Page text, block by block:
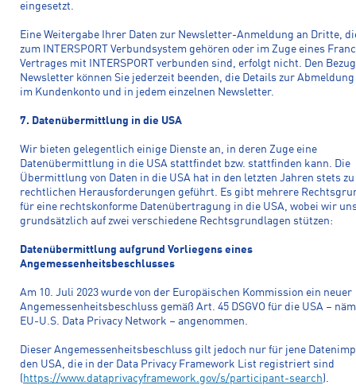
eingesetzt.
Eine Weitergabe Ihrer Daten zur Newsletter-Anmeldung an Dritte,
zum INTERSPORT Verbundsystem gehören oder im Zuge eines
Vertrages mit INTERSPORT verbunden sind, erfolgt nicht. Den
Newsletter können Sie jederzeit beenden, die Details zur
im Kundenkonto und in jedem einzelnen Newsletter.
7. Datenübermittlung in die USA
Wir bieten gelegentlich einige Dienste an, in deren Zuge eine
Datenübermittlung in die USA stattfindet bzw. stattfinden kann. Die
Übermittlung von Daten in die USA hat in den letzten Jahren stets zu
rechtlichen Herausforderungen geführt. Es gibt mehrere
für eine rechtskonforme Datenübertragung in die USA, wobei wir
grundsätzlich auf zwei verschiedene Rechtsgrundlagen stützen:
Datenübermittlung aufgrund Vorliegens eines
Angemessenheitsbeschlusses
Am 10. Juli 2023 wurde von der Europäischen Kommission ein neuer
Angemessenheitsbeschluss gemäß Art. 45 DSGVO für die USA –
EU-U.S. Data Privacy Network – angenommen.
Dieser Angemessenheitsbeschluss gilt jedoch nur für jene
den USA, die in der Data Privacy Framework List registriert sind
( https://www.dataprivacyframework.gov/s/participant-search).